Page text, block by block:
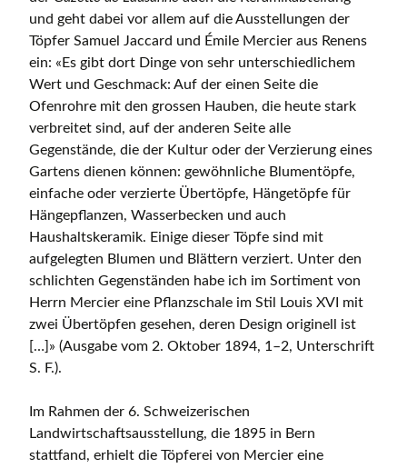
und geht dabei vor allem auf die Ausstellungen der
Töpfer Samuel Jaccard und Émile Mercier aus Renens
ein: «Es gibt dort Dinge von sehr unterschiedlichem
Wert und Geschmack: Auf der einen Seite die
Ofenrohre mit den grossen Hauben, die heute stark
verbreitet sind, auf der anderen Seite alle
Gegenstände, die der Kultur oder der Verzierung eines
Gartens dienen können: gewöhnliche Blumentöpfe,
einfache oder verzierte Übertöpfe, Hängetöpfe für
Hängepflanzen, Wasserbecken und auch
Haushaltskeramik. Einige dieser Töpfe sind mit
aufgelegten Blumen und Blättern verziert. Unter den
schlichten Gegenständen habe ich im Sortiment von
Herrn Mercier eine Pflanzschale im Stil Louis XVI mit
zwei Übertöpfen gesehen, deren Design originell ist
[…]» (Ausgabe vom 2. Oktober 1894, 1–2, Unterschrift
S. F.).
Im Rahmen der 6. Schweizerischen
Landwirtschaftsausstellung, die 1895 in Bern
stattfand, erhielt die Töpferei von Mercier eine